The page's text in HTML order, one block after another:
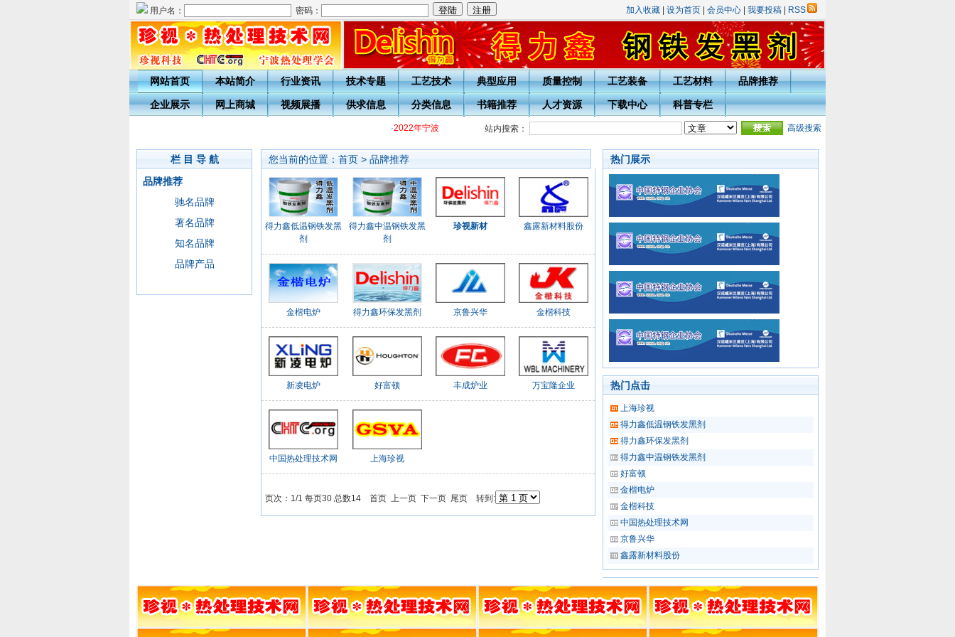
用户名： 密码： 加入收藏 设为首页 会员中心 我要投稿 RSS
网站首页 本站简介 行业资讯 技术专题 工艺技术 典型应用 质量控制 工艺装备 工艺材料 品牌推荐
企业展示 网上商城 视频展播 供求信息 分类信息 书籍推荐 人才资源 下载中心 科普专栏
2022年宁波热处理学会各级热处理工培训通知 关于开展20周年庆表彰评选活动的通知 热处理技术网投稿指南 ·
站内搜索： 高级搜索
栏 目 导 航
品牌推荐
驰名品牌
著名品牌
知名品牌
品牌产品
您当前的位置： 首页 > 品牌推荐
得力鑫低温钢铁发黑
剂
得力鑫中温钢铁发黑
剂
珍视新材 鑫露新材料股份
金楷电炉 得力鑫环保发黑剂 京鲁兴华 金楷科技
新凌电炉 好富顿 丰成炉业 万宝隆企业
中国热处理技术网 上海珍视
页次：1/1 每页30 总数14 首页 上一页 下一页 尾页 转到:
热门展示
热门点击
上海珍视
得力鑫低温钢铁发黑剂
得力鑫环保发黑剂
得力鑫中温钢铁发黑剂
好富顿
金楷电炉
金楷科技
中国热处理技术网
京鲁兴华
鑫露新材料股份